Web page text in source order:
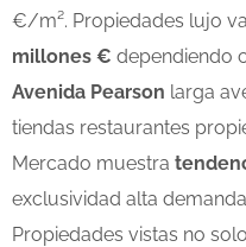
€/m². Propiedades lujo
millones € dependiendo
Avenida Pearson larga
tiendas restaurantes
Mercado muestra
exclusividad alta
Propiedades vistas no